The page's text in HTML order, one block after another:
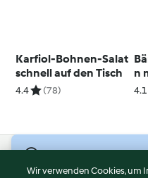
Karfiol-Bohnen-Salat
schnell auf den Tisch
4.4 (78)
n
4.1
Wir verwenden Cookies, um